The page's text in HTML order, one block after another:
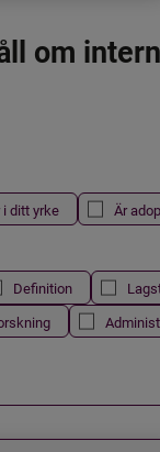
om
ditt yrke Är
Definition